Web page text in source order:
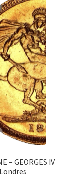
– GEORGES IV